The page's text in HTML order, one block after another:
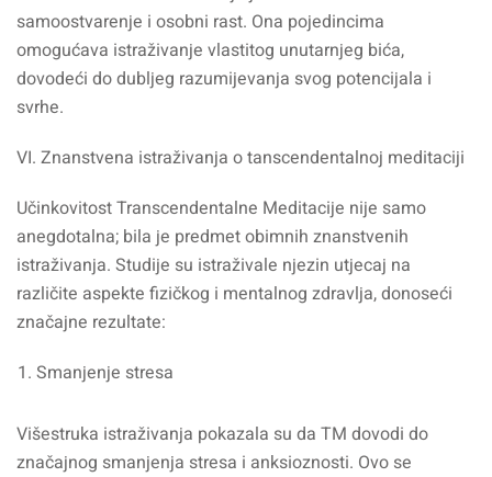
samoostvarenje i osobni rast. Ona pojedincima
omogućava istraživanje vlastitog unutarnjeg bića,
dovodeći do dubljeg razumijevanja svog potencijala i
svrhe.
VI. Znanstvena istraživanja o tanscendentalnoj meditaciji
Učinkovitost Transcendentalne Meditacije nije samo
anegdotalna; bila je predmet obimnih znanstvenih
istraživanja. Studije su istraživale njezin utjecaj na
različite aspekte fizičkog i mentalnog zdravlja, donoseći
značajne rezultate:
Smanjenje stresa
Višestruka istraživanja pokazala su da TM dovodi do
značajnog smanjenja stresa i anksioznosti. Ovo se